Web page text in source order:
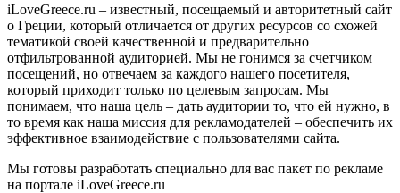
iLoveGreece.ru – известный, посещаемый и авторитетный сайт
о Греции, который отличается от других ресурсов со схожей
тематикой своей качественной и предварительно
отфильтрованной аудиторией. Мы не гонимся за счетчиком
посещений, но отвечаем за каждого нашего посетителя,
который приходит только по целевым запросам. Мы
понимаем, что наша цель – дать аудитории то, что ей нужно, в
то время как наша миссия для рекламодателей – обеспечить их
эффективное взаимодействие с пользователями сайта.
Мы готовы разработать специально для вас пакет по рекламе
на портале iLoveGreece.ru